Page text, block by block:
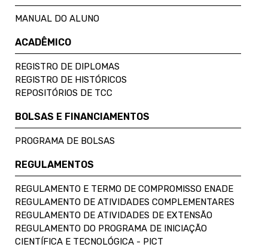
MANUAL DO ALUNO
ACADÊMICO
REGISTRO DE DIPLOMAS
REGISTRO DE HISTÓRICOS
REPOSITÓRIOS DE TCC
BOLSAS E FINANCIAMENTOS
PROGRAMA DE BOLSAS
REGULAMENTOS
REGULAMENTO E TERMO DE COMPROMISSO ENADE
REGULAMENTO DE ATIVIDADES COMPLEMENTARES
REGULAMENTO DE ATIVIDADES DE EXTENSÃO
REGULAMENTO DO PROGRAMA DE INICIAÇÃO
CIENTÍFICA E TECNOLÓGICA - PICT